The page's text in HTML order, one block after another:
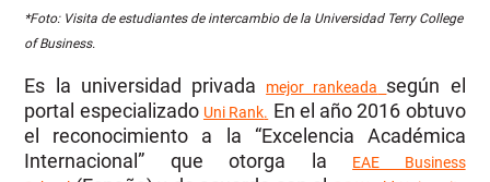
*Foto: Visita de estudiantes de intercambio de la Universidad Terry College
of Business.
Es la universidad privada mejor rankeada
según el
portal especializado Uni Rank. En el año 2016 obtuvo
el reconocimiento a la “Excelencia Académica
Internacional” que otorga la
EAE Business